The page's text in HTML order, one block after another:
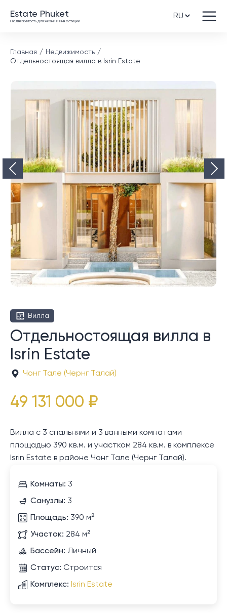
Estate Phuket
Недвижимость для жизни и инвестиций
Главная
Недвижимость
Отдельностоящая вилла в Isrin Estate
Вилла
Отдельностоящая вилла в
Isrin Estate
Чонг Тале (Чернг Талай)
49 131 000 ₽
Вилла с 3 спальнями и 3 ванными комнатами
площадью 390 кв.м. и участком 284 кв.м. в комплексе
Isrin Estate в районе Чонг Тале (Чернг Талай).
Комнаты: 3
Санузлы: 3
Площадь: 390 м²
Участок: 284 м²
Бассейн: Личный
Статус: Строится
Комплекс: Isrin Estate